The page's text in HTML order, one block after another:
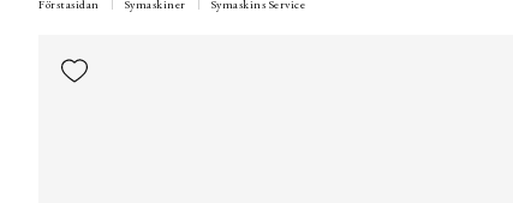
Förstasidan Symaskiner Symaskins Service